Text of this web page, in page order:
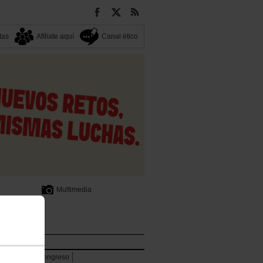
Afíliate aquí Canal ético
Multimedia
13 Congreso